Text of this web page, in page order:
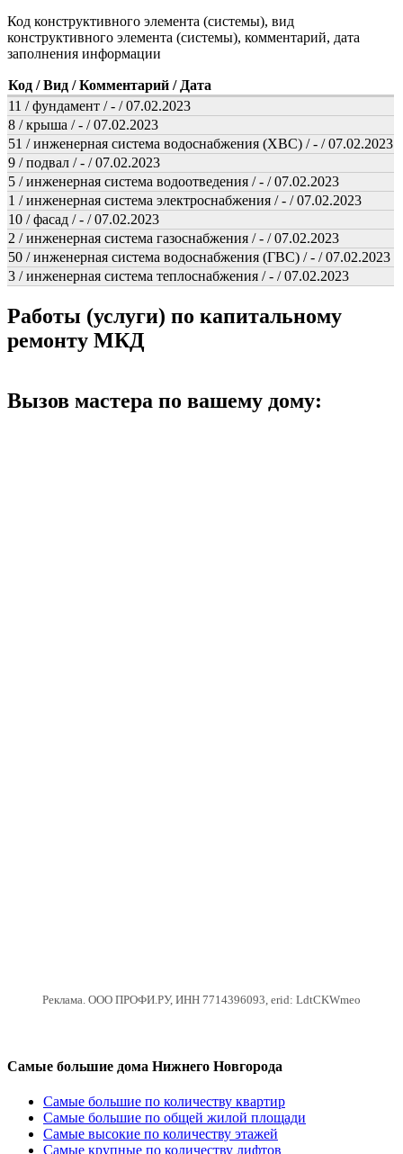
Код конструктивного элемента (системы), вид
конструктивного элемента (системы), комментарий, дата
заполнения информации
Код / Вид / Комментарий / Дата
11 / фундамент / - / 07.02.2023
8 / крыша / - / 07.02.2023
51 / инженерная система водоснабжения (ХВС) / - / 07.02.2023
9 / подвал / - / 07.02.2023
5 / инженерная система водоотведения / - / 07.02.2023
1 / инженерная система электроснабжения / - / 07.02.2023
10 / фасад / - / 07.02.2023
2 / инженерная система газоснабжения / - / 07.02.2023
50 / инженерная система водоснабжения (ГВС) / - / 07.02.2023
3 / инженерная система теплоснабжения / - / 07.02.2023
Работы (услуги) по капитальному
ремонту МКД
Вызов мастера по вашему дому:
Реклама. ООО ПРОФИ.РУ, ИНН 7714396093, erid: LdtCKWmeo
Самые большие дома Нижнего Новгорода
Самые большие по количеству квартир
Самые большие по общей жилой площади
Самые высокие по количеству этажей
Самые крупные по количеству лифтов